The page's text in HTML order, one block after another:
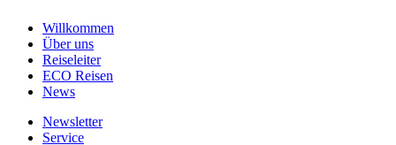
Willkommen
Über uns
Reiseleiter
ECO Reisen
News
Newsletter
Service